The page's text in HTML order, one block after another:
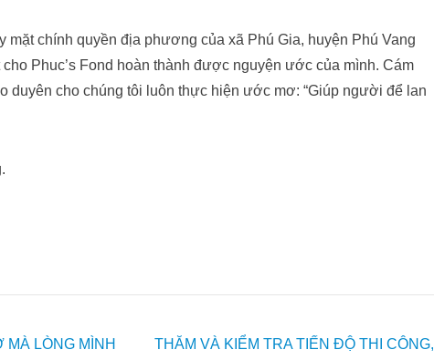
mặt chính quyền địa phương của xã Phú Gia, huyện Phú Vang
Phuc’s Fond hoàn thành được nguyện ước của mình. Cám
duyên cho chúng tôi luôn thực hiện ước mơ: “Giúp người để lan
MÀ LÒNG MÌNH
THĂM VÀ KIỂM TRA TIẾN ĐỘ THI CÔNG,